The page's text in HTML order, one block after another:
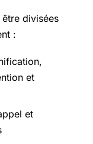
divisées
:
et
et